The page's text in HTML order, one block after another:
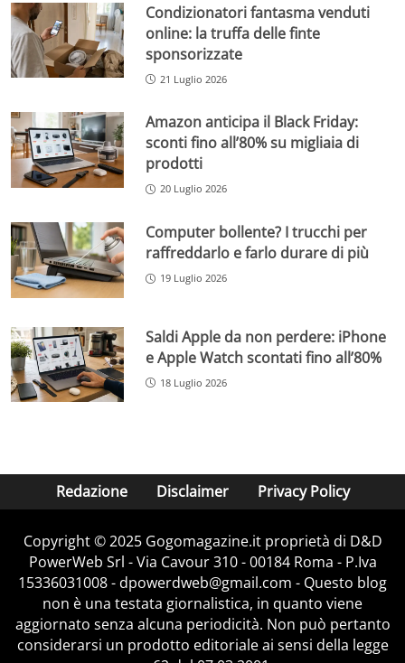
Condizionatori fantasma venduti
online: la truffa delle finte
sponsorizzate
21 Luglio 2026
Amazon anticipa il Black Friday:
sconti fino all’80% su migliaia di
prodotti
20 Luglio 2026
Computer bollente? I trucchi per
raffreddarlo e farlo durare di più
19 Luglio 2026
Saldi Apple da non perdere: iPhone
e Apple Watch scontati fino all’80%
18 Luglio 2026
Redazione Disclaimer Privacy Policy
Copyright © 2025 Gogomagazine.it proprietà di D&D
PowerWeb Srl - Via Cavour 310 - 00184 Roma - P.Iva
15336031008 - dpowerdweb@gmail.com - Questo blog
non è una testata giornalistica, in quanto viene
aggiornato senza alcuna periodicità. Non può pertanto
considerarsi un prodotto editoriale ai sensi della legge